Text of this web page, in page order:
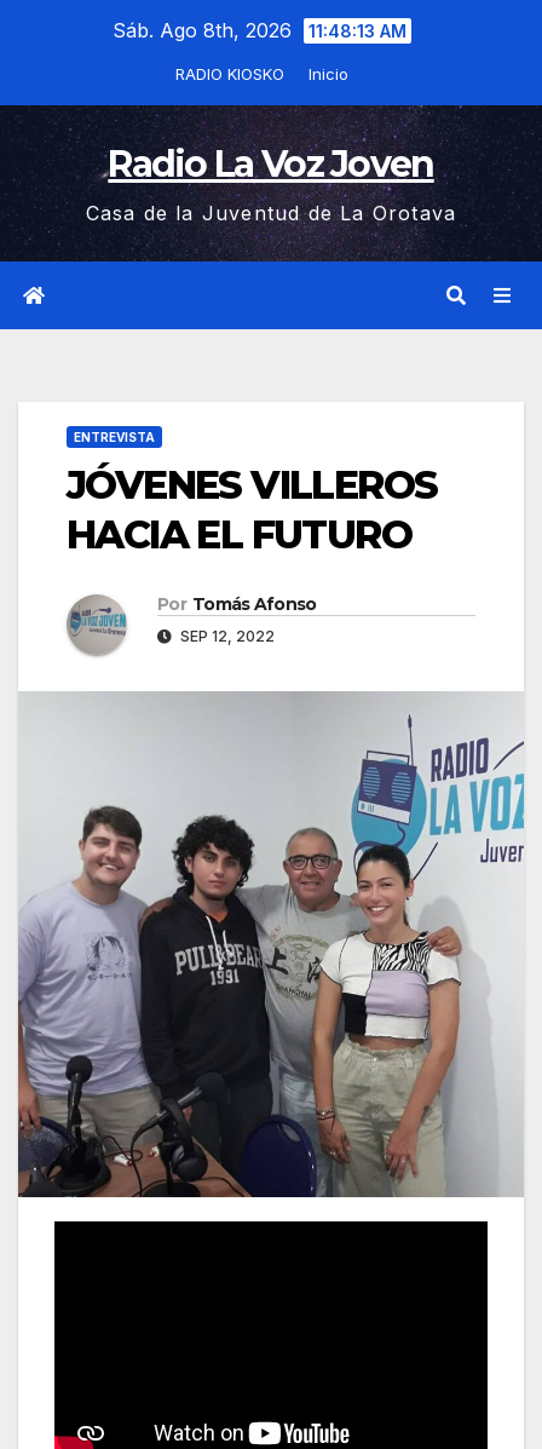
Sáb. Ago 8th, 2026 11:48:14 AM
RADIO KIOSKO Inicio
Radio La Voz Joven
Casa de la Juventud de La Orotava
ENTREVISTA
JÓVENES VILLEROS
HACIA EL FUTURO
Por Tomás Afonso
SEP 12, 2022